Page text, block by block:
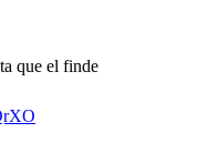
que el finde